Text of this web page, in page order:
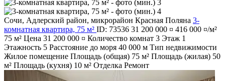
Сочи, Адлерский район, микрорайон Красная Поляна 3-
комнатная квартира, 75 м² ID: 73536 31 200 000 ¤ 416 000 ¤/м²
75 м² Цена 31 200 000 ¤ Количество комнат 3 Этаж 1
Этажность 5 Расстояние до моря 40 000 м Тип недвижимости
Жилое помещение Площадь (общая) 75 м² Площадь (жилая) 50
м² Площадь (кухня) 10 м² Отделка Ремонт